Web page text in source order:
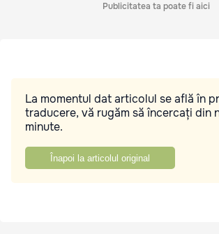
Publicitatea ta poate fi aici
La momentul dat articolul se află în
traducere, vă rugăm să încercați din
minute.
Înapoi la articolul original